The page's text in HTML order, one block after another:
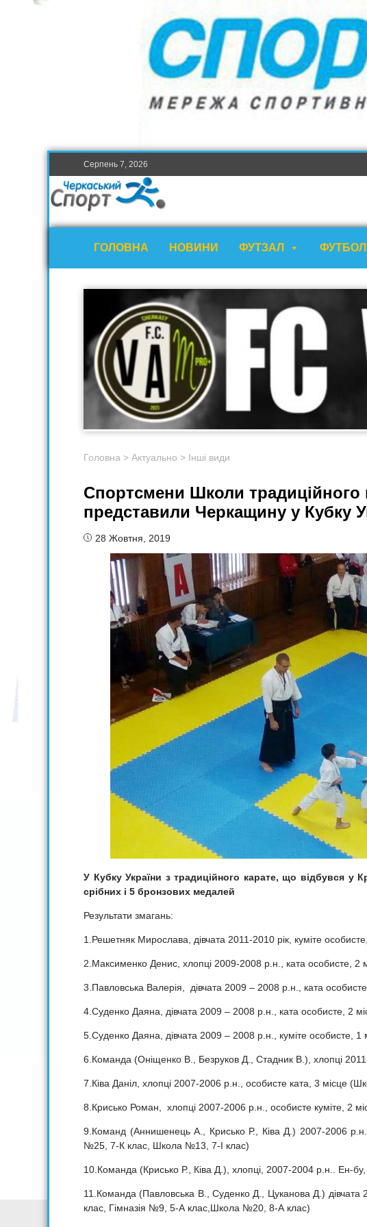
Серпень 7, 2026
ГОЛОВНА НОВИНИ ФУТЗАЛ ФУТБОЛ
Головна > Актуально > Інші види
Спортсмени Школи традиційного
представили Черкащину у Кубку
28 Жовтня, 2019
У Кубку України з традиційного карате, що відбувся у
срібних і 5 бронзових медалей
Результати змагань:
1.Решетняк Мирослава, дівчата 2011-2010 рік, куміте
2.Максименко Денис, хлопці 2009-2008 р.н., ката особисте,
3.Павловська Валерія, дівчата 2009 – 2008 р.н., ката
4.Суденко Даяна, дівчата 2009 – 2008 р.н., ката особисте, 2
5.Суденко Даяна, дівчата 2009 – 2008 р.н., куміте особисте, 1
6.Команда (Оніщенко В., Безруков Д., Стадник В.), хлопці
7.Ківа Даніл, хлопці 2007-2006 р.н., особисте ката, 3 місце
8.Крисько Роман, хлопці 2007-2006 р.н., особисте куміте, 2
9.Команд (Аннишенець А., Крисько Р., Ківа Д.) 2007-2006
№25, 7-К клас, Школа №13, 7-І клас)
10.Команда (Крисько Р., Ківа Д.), хлопці, 2007-2004 р.н.. Ен-
11.Команда (Павловська В., Суденко Д., Цуканова Д.)
клас, Гімназія №9, 5-А клас,Школа №20, 8-А клас)